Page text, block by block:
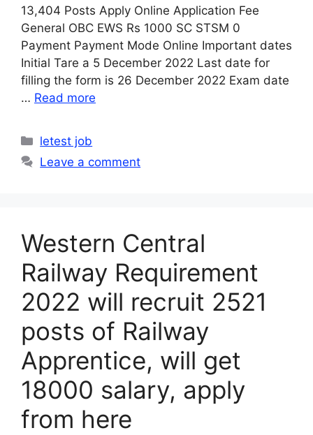
13,404 Posts Apply Online Application Fee
General OBC EWS Rs 1000 SC STSM 0
Payment Payment Mode Online Important dates
Initial Tare a 5 December 2022 Last date for
filling the form is 26 December 2022 Exam date
… Read more
Categories
letest job
Leave a comment
Western Central
Railway Requirement
2022 will recruit 2521
posts of Railway
Apprentice, will get
18000 salary, apply
from here